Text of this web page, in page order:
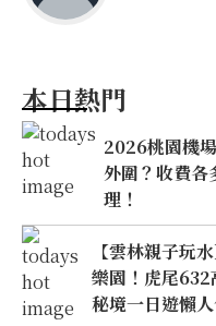
本日熱門
2026桃園機
外圍？收費各
理！
【雲林親子玩
樂園！虎尾
秘境一日遊懶